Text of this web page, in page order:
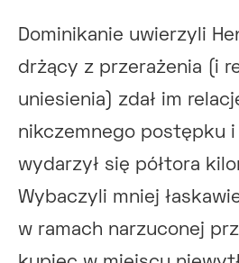
Dominikanie uwierzyli
drżący z przerażenia (i
uniesienia) zdał im
nikczemnego postępku
wydarzył się półtora
Wybaczyli mniej
w ramach narzuconej